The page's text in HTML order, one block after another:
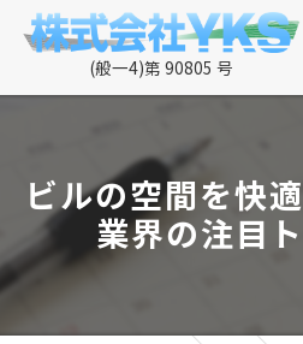
ビルの空間を快
業界の注目